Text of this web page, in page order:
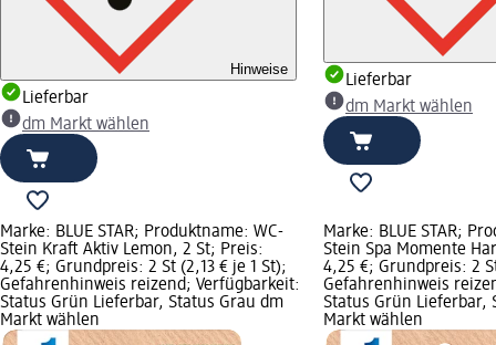
Hinweise
Lieferbar
dm Markt wählen
Lieferbar
dm Markt wählen
Marke: BLUE STAR; Produktname: WC-
Stein Kraft Aktiv Lemon, 2 St; Preis:
4,25 €; Grundpreis: 2 St (2,13 € je 1 St);
Gefahrenhinweis reizend; Verfügbarkeit:
Status Grün Lieferbar, Status Grau dm
Markt wählen
Marke: BLUE STAR;
Stein Spa Momente
4,25 €; Grundpreis: 2
Gefahrenhinweis
Status Grün Lieferbar,
Markt wählen